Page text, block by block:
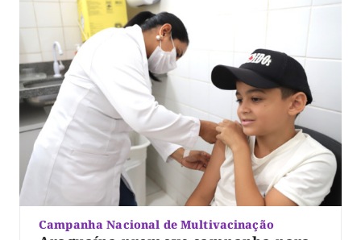
Campanha Nacional de Multivacinação